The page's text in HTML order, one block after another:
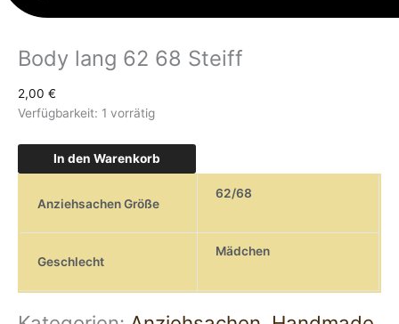
Body lang 62 68 Steiff
2,00 €
Verfügbarkeit: 1 vorrätig
In den Warenkorb
Anziehsachen Größe
62/68
Geschlecht
Mädchen